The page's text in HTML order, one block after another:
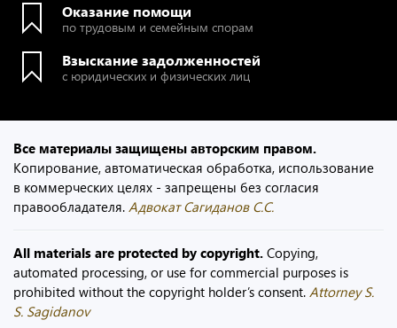
Оказание помощи
по трудовым и семейным спорам
Взыскание задолженностей
с юридических и физических лиц
Все материалы защищены авторским правом.
Копирование, автоматическая обработка, использование
в коммерческих целях - запрещены без согласия
правообладателя. Адвокат Сагиданов С.С.
All materials are protected by copyright. Copying,
automated processing, or use for commercial purposes is
prohibited without the copyright holder’s consent. Attorney S.
S. Sagidanov